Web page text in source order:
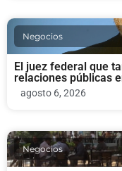
Negocios
El juez federal que
relaciones públicas
agosto 6, 2026
Negocios